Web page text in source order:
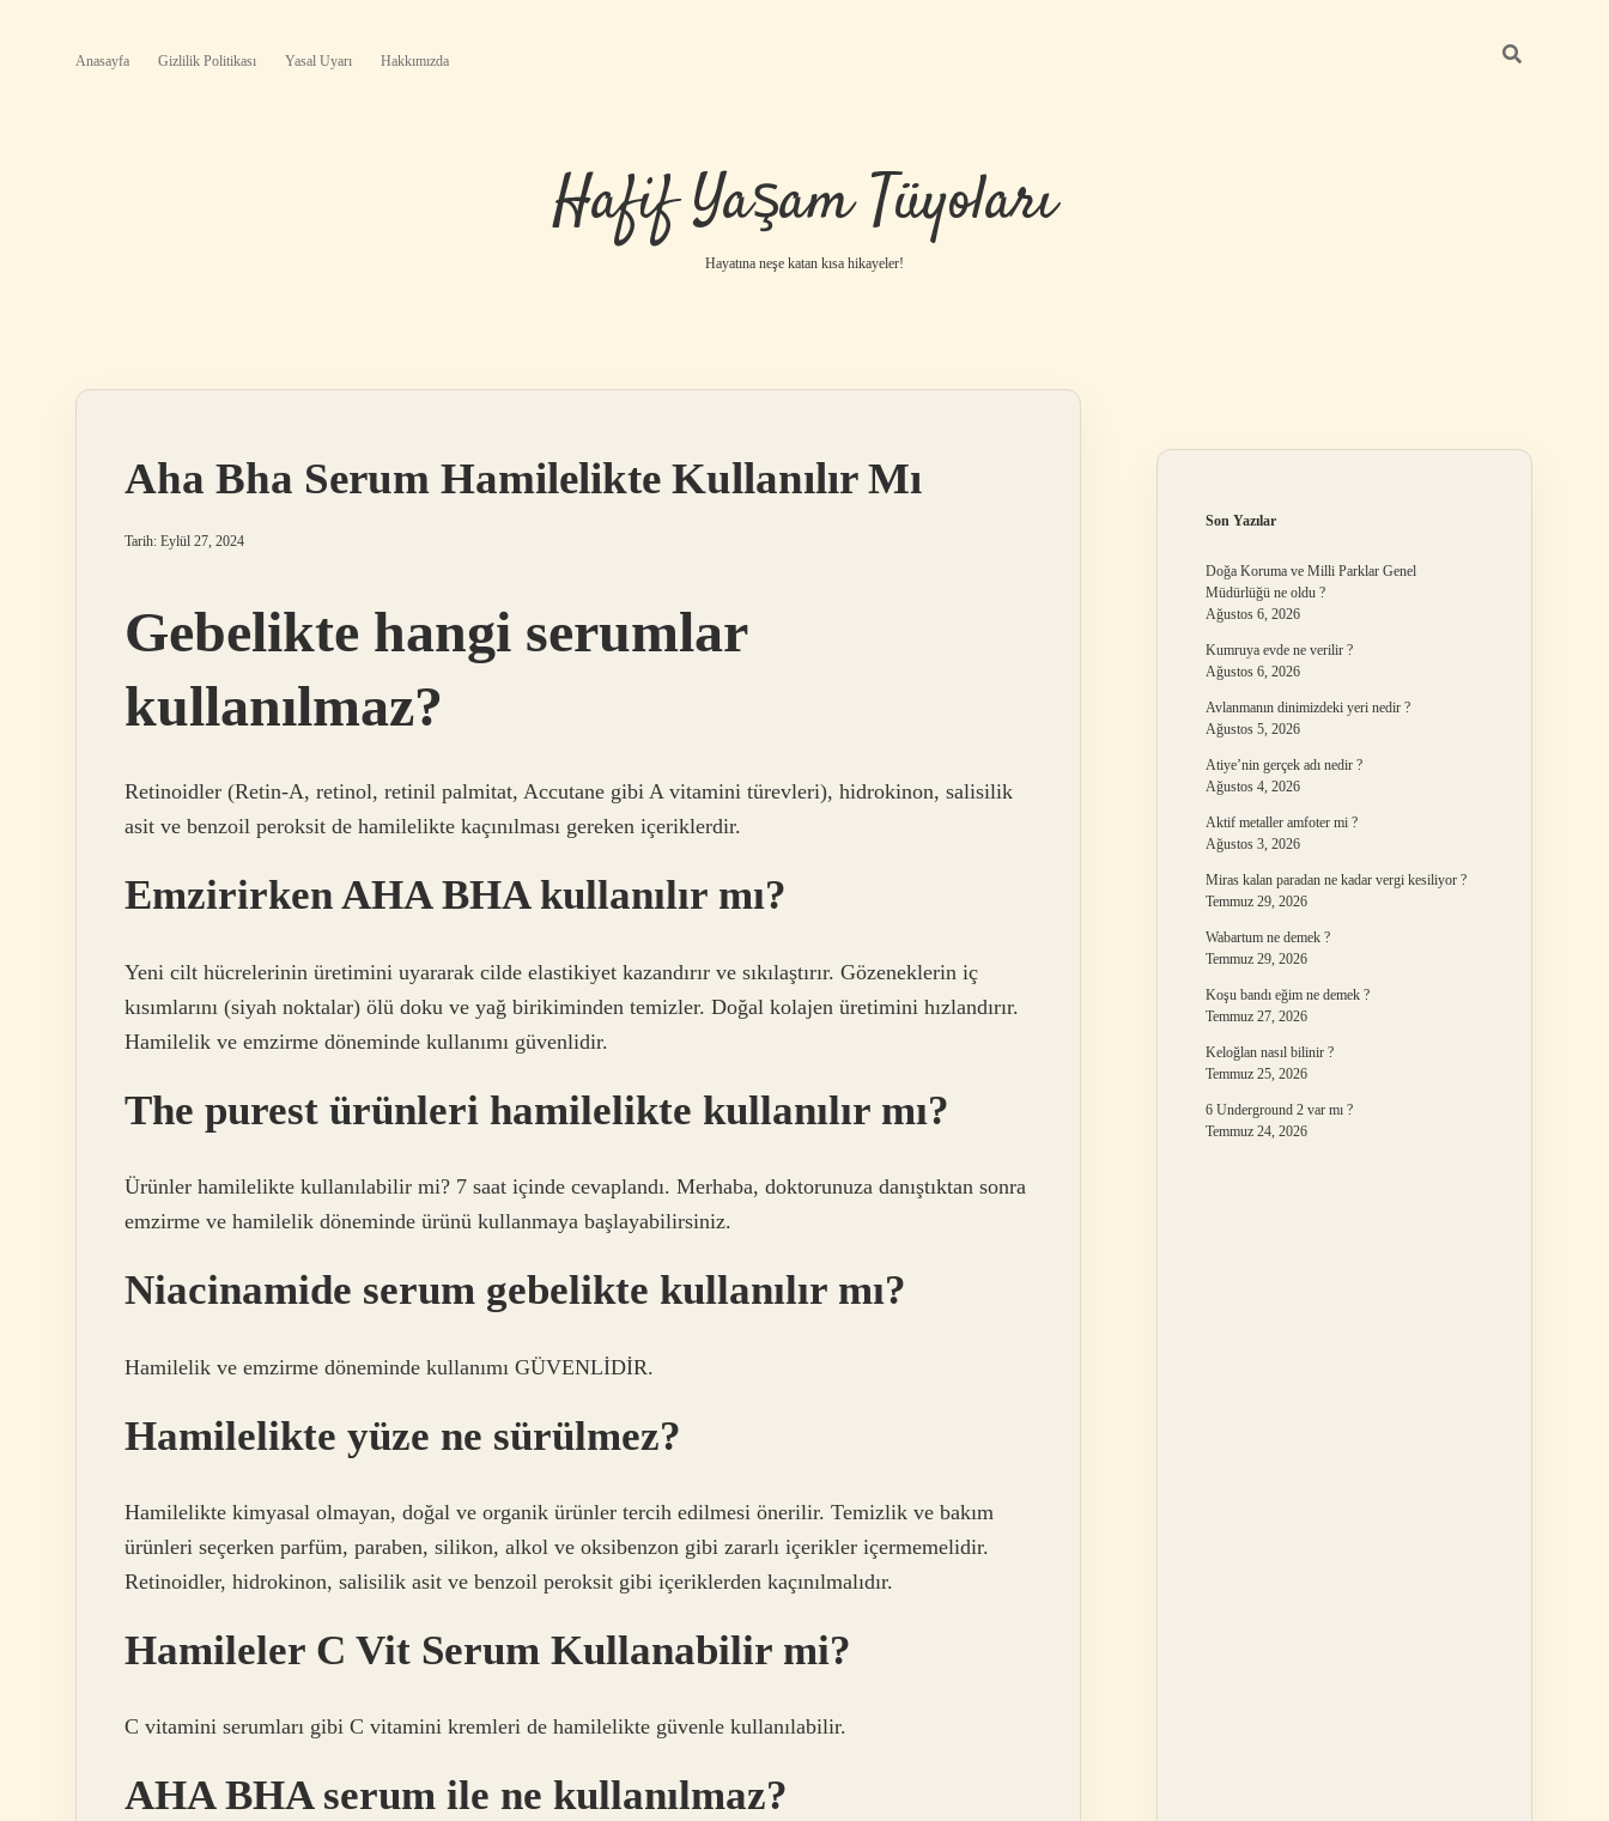
Anasayfa Gizlilik Politikası Yasal Uyarı Hakkımızda
Hafif Yaşam Tüyoları
Hayatına neşe katan kısa hikayeler!
Aha Bha Serum Hamilelikte Kullanılır Mı
Tarih: Eylül 27, 2024
Gebelikte hangi serumlar
kullanılmaz?
Retinoidler (Retin-A, retinol, retinil palmitat, Accutane gibi A vitamini türevleri), hidrokinon, salisilik
asit ve benzoil peroksit de hamilelikte kaçınılması gereken içeriklerdir.
Emzirirken AHA BHA kullanılır mı?
Yeni cilt hücrelerinin üretimini uyararak cilde elastikiyet kazandırır ve sıkılaştırır. Gözeneklerin iç
kısımlarını (siyah noktalar) ölü doku ve yağ birikiminden temizler. Doğal kolajen üretimini hızlandırır.
Hamilelik ve emzirme döneminde kullanımı güvenlidir.
The purest ürünleri hamilelikte kullanılır mı?
Ürünler hamilelikte kullanılabilir mi? 7 saat içinde cevaplandı. Merhaba, doktorunuza danıştıktan sonra
emzirme ve hamilelik döneminde ürünü kullanmaya başlayabilirsiniz.
Niacinamide serum gebelikte kullanılır mı?
Hamilelik ve emzirme döneminde kullanımı GÜVENLİDİR.
Hamilelikte yüze ne sürülmez?
Hamilelikte kimyasal olmayan, doğal ve organik ürünler tercih edilmesi önerilir. Temizlik ve bakım
ürünleri seçerken parfüm, paraben, silikon, alkol ve oksibenzon gibi zararlı içerikler içermemelidir.
Retinoidler, hidrokinon, salisilik asit ve benzoil peroksit gibi içeriklerden kaçınılmalıdır.
Hamileler C Vit Serum Kullanabilir mi?
C vitamini serumları gibi C vitamini kremleri de hamilelikte güvenle kullanılabilir.
AHA BHA serum ile ne kullanılmaz?
Son Yazılar
Doğa Koruma ve Milli Parklar Genel
Müdürlüğü ne oldu ?
Ağustos 6, 2026
Kumruya evde ne verilir ?
Ağustos 6, 2026
Avlanmanın dinimizdeki yeri nedir ?
Ağustos 5, 2026
Atiye’nin gerçek adı nedir ?
Ağustos 4, 2026
Aktif metaller amfoter mi ?
Ağustos 3, 2026
Miras kalan paradan ne kadar vergi kesiliyor ?
Temmuz 29, 2026
Wabartum ne demek ?
Temmuz 29, 2026
Koşu bandı eğim ne demek ?
Temmuz 27, 2026
Keloğlan nasıl bilinir ?
Temmuz 25, 2026
6 Underground 2 var mı ?
Temmuz 24, 2026